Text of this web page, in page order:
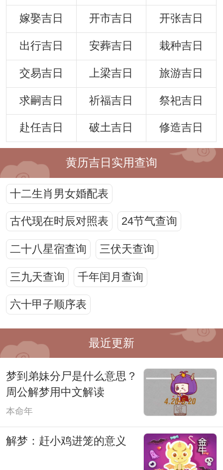
嫁娶吉日 开市吉日 开张吉日
出行吉日 安葬吉日 栽种吉日
交易吉日 上梁吉日 旅游吉日
求嗣吉日 祈福吉日 祭祀吉日
赴任吉日 破土吉日 修造吉日
黄历吉日实用查询
十二生肖男女婚配表
古代现在时辰对照表 24节气查询
二十八星宿查询 三伏天查询
三九天查询 千年闰月查询
六十甲子顺序表
最近更新
梦到弟妹分尸是什么意思？
周公解梦用中文解读
本命年
解梦：赶小鸡进笼的意义